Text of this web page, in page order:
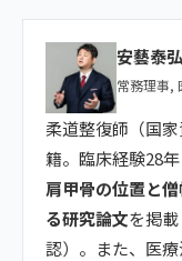
安藝泰
常務理事,
柔道整復師（国
籍。臨床経験28
肩甲骨の位置と
る研究論文を掲
認）。また、医